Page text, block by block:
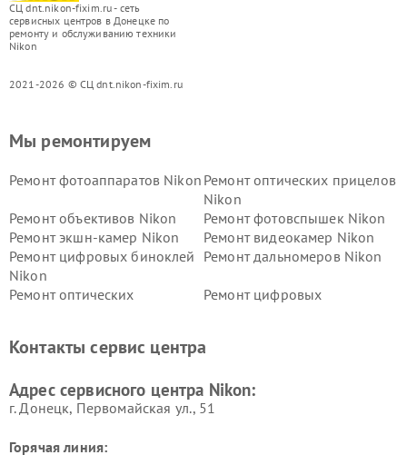
СЦ dnt.nikon-fixim.ru - сеть
сервисных центров в Донецке по
ремонту и обслуживанию техники
Nikon
2021-2026 © СЦ dnt.nikon-fixim.ru
Мы ремонтируем
Ремонт фотоаппаратов Nikon Ремонт оптических прицелов
Nikon
Ремонт объективов Nikon
Ремонт фотовспышек Nikon
Ремонт экшн-камер Nikon
Ремонт видеокамер Nikon
Ремонт цифровых биноклей
Nikon
Ремонт дальномеров Nikon
Ремонт оптических
Ремонт цифровых
Контакты сервис центра
Адрес сервисного центра Nikon:
г. Донецк, Первомайская ул., 51
Горячая линия: